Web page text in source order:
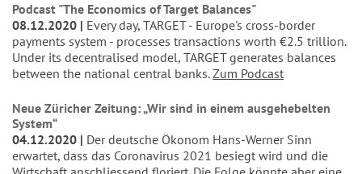
Podcast "The Economics of Target Balances"
08.12.2020
Every day, TARGET - Europe's cross-border
payments system - processes transactions worth €2.5 trillion.
Under its decentralised model, TARGET generates balances
between the national central banks. Zum Podcast
Neue Züricher Zeitung: „Wir sind in einem ausgehebelten
System“
04.12.2020
Der deutsche Ökonom Hans-Werner Sinn
erwartet, dass das Coronavirus 2021 besiegt wird und die